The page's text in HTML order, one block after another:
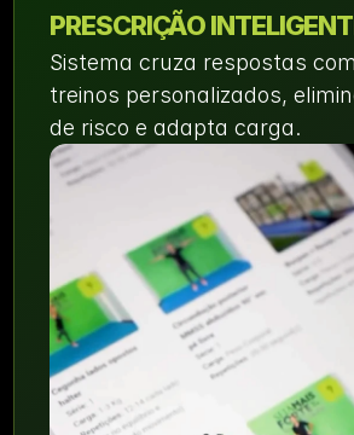
PRESCRIÇÃO
Sistema cruza respostas
treinos personalizados,
de risco e adapta carga.